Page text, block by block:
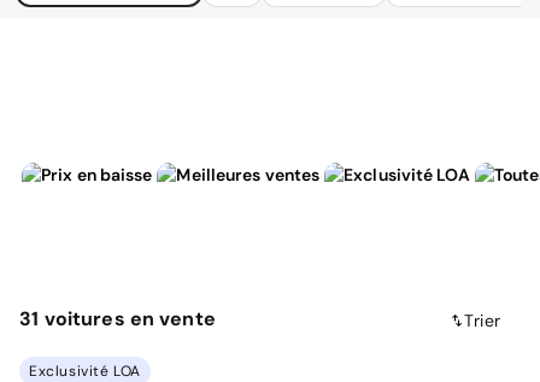
31 voitures en vente Trier
Exclusivité LOA